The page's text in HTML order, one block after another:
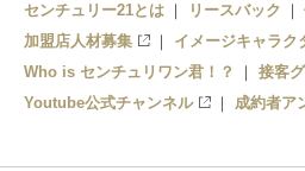
センチュリー21とは
リースバック
加盟店人材募集
イメージキャラク
Who is センチュリワン君！？
接客
Youtube公式チャンネル
成約者ア